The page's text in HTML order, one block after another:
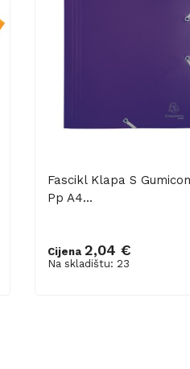
Fascikl Klapa S
Pp A4...
Cijena 2,04 €
Na skladištu: 23
Dodaj u košaricu